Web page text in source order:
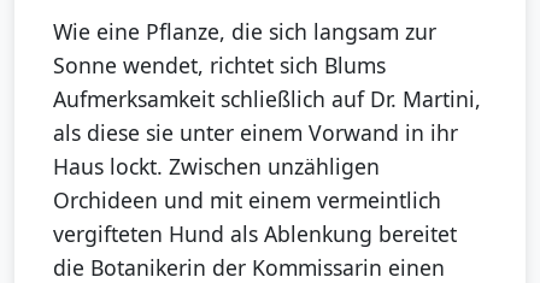
Wie eine Pflanze, die sich langsam zur
Sonne wendet, richtet sich Blums
Aufmerksamkeit schließlich auf Dr. Martini,
als diese sie unter einem Vorwand in ihr
Haus lockt. Zwischen unzähligen
Orchideen und mit einem vermeintlich
vergifteten Hund als Ablenkung bereitet
die Botanikerin der Kommissarin einen